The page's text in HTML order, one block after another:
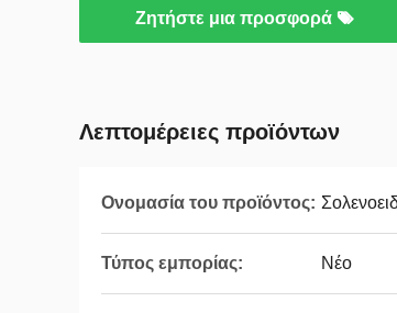
Ζητήστε μια προσφορά
Λεπτομέρειες προϊόντων
Ονομασία του προϊόντος:
Τύπος εμπορίας: Νέο